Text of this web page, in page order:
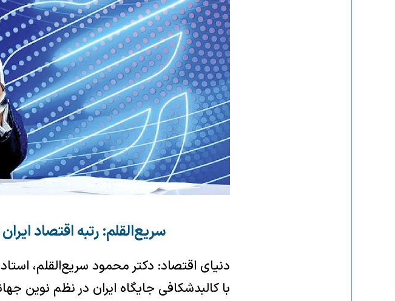
سریع‌القلم: رتبه اقتصاد ایران در آسیا از ۶ به
دنیای اقتصاد: دکتر محمود سریع‌القلم،
با کالبدشکافی جایگاه ایران در نظم نوین